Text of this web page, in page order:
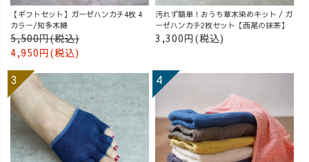
【ギフトセット】ガーゼハンカチ4枚 4
カラー/知多木綿
5,500円(税込)
4,950円(税込)
汚れず簡単！おうち草木染めキット / ガ
ーゼハンカチ2枚セット【西尾の抹茶】
3,300円(税込)